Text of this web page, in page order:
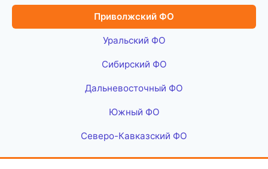
Приволжский ФО
Уральский ФО
Сибирский ФО
Дальневосточный ФО
Южный ФО
Северо-Кавказский ФО